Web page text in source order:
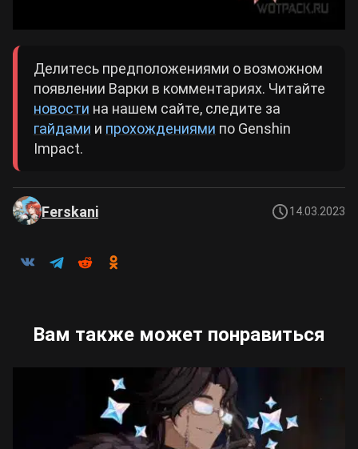
Делитесь предположениями о возможном
появлении Варки в комментариях. Читайте
новости на нашем сайте, следите за
гайдами и прохождениями по Genshin
Impact.
Ferskani 14.03.2023
Вам также может понравиться